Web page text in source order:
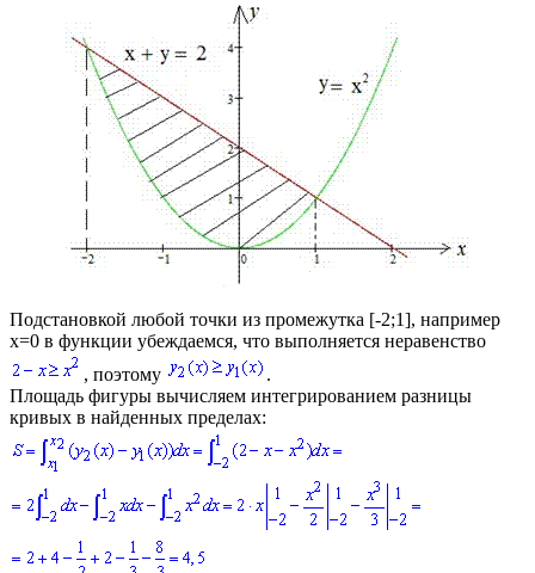
Подстановкой любой точки из промежутка [-2;1], например
x=0 в функции убеждаемся, что выполняется неравенство
, поэтому
.
Площадь фигуры вычисляем интегрированием разницы
кривых в найденных пределах: